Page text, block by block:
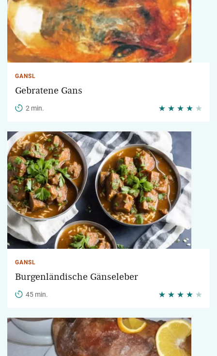
GANSL
Gebratene Gans
2 min.
GANSL
Burgenländische Gänseleber
45 min.